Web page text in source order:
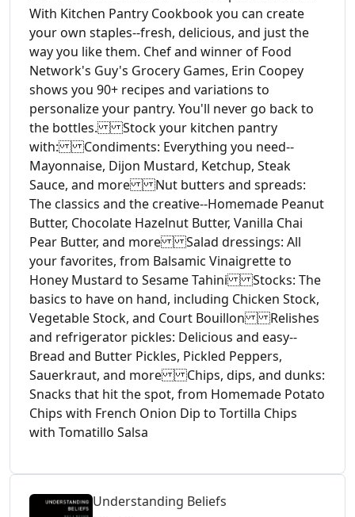
With Kitchen Pantry Cookbook you can create
your own staples--fresh, delicious, and just the
way you like them. Chef and winner of Food
Network's Guy's Grocery Games, Erin Coopey
shows you 90+ recipes and variations to
personalize your pantry. You'll never go back to
the bottles. Stock your kitchen pantry
with: Condiments: Everything you need--
Mayonnaise, Dijon Mustard, Ketchup, Steak
Sauce, and more Nut butters and spreads:
The classics and the creative--Homemade Peanut
Butter, Chocolate Hazelnut Butter, Vanilla Chai
Pear Butter, and more Salad dressings: All
your favorites, from Balsamic Vinaigrette to
Honey Mustard to Sesame Tahini Stocks: The
basics to have on hand, including Chicken Stock,
Vegetable Stock, and Court Bouillon Relishes
and refrigerator pickles: Delicious and easy--
Bread and Butter Pickles, Pickled Peppers,
Sauerkraut, and more Chips, dips, and dunks:
Snacks that hit the spot, from Homemade Potato
Chips with French Onion Dip to Tortilla Chips
with Tomatillo Salsa
Understanding Beliefs